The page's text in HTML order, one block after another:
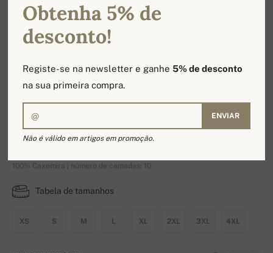
Patmos
100% Caxemira | número de camadas: 10
Tabela de tamanhos
XS S M L XL 2XL 3XL 4XL
Obtenha 5% de
desconto!
Registe-se na newsletter e ganhe5% de desconto
na sua primeira compra.
ENVIAR
Não é válido em artigos em promoção.